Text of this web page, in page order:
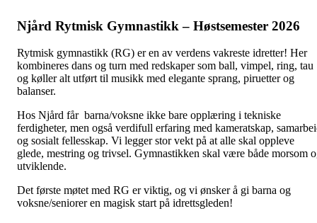
Njård Rytmisk Gymnastikk – Høstsemester 2026
Rytmisk gymnastikk (RG) er en av verdens vakreste idretter! Her
kombineres dans og turn med redskaper som ball, vimpel, ring, tau
og køller alt utført til musikk med elegante sprang, piruetter og
balanser.
Hos Njård får barna/voksne ikke bare opplæring i tekniske
ferdigheter, men også verdifull erfaring med kameratskap,
og sosialt fellesskap. Vi legger stor vekt på at alle skal oppleve
glede, mestring og trivsel. Gymnastikken skal være både morsom
utviklende.
Det første møtet med RG er viktig, og vi ønsker å gi barna og
voksne/seniorer en magisk start på idrettsgleden!